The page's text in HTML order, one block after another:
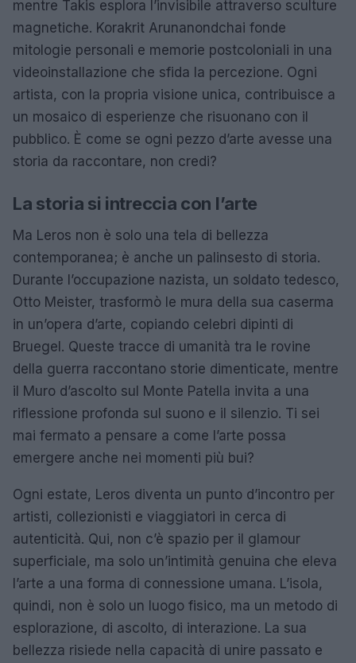
mentre Takis esplora l’invisibile attraverso sculture
magnetiche. Korakrit Arunanondchai fonde
mitologie personali e memorie postcoloniali in una
videoinstallazione che sfida la percezione. Ogni
artista, con la propria visione unica, contribuisce a
un mosaico di esperienze che risuonano con il
pubblico. È come se ogni pezzo d’arte avesse una
storia da raccontare, non credi?
La storia si intreccia con l’arte
Ma Leros non è solo una tela di bellezza
contemporanea; è anche un palinsesto di storia.
Durante l’occupazione nazista, un soldato tedesco,
Otto Meister, trasformò le mura della sua caserma
in un’opera d’arte, copiando celebri dipinti di
Bruegel. Queste tracce di umanità tra le rovine
della guerra raccontano storie dimenticate, mentre
il Muro d’ascolto sul Monte Patella invita a una
riflessione profonda sul suono e il silenzio. Ti sei
mai fermato a pensare a come l’arte possa
emergere anche nei momenti più bui?
Ogni estate, Leros diventa un punto d’incontro per
artisti, collezionisti e viaggiatori in cerca di
autenticità. Qui, non c’è spazio per il glamour
superficiale, ma solo un’intimità genuina che eleva
l’arte a una forma di connessione umana. L’isola,
quindi, non è solo un luogo fisico, ma un metodo di
esplorazione, di ascolto, di interazione. La sua
bellezza risiede nella capacità di unire passato e